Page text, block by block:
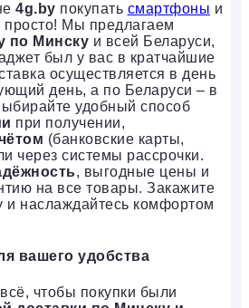
4g.by покупать смартфоны и
просто! Мы предлагаем
по Минску и всей Беларуси,
был у вас в кратчайшие
осуществляется в день
день, а по Беларуси – в
удобный способ
при получении,
(банковские карты,
через системы рассрочки.
, выгодные цены и
на все товары. Закажите
и наслаждайтесь комфортом
вашего удобства
чтобы покупки были